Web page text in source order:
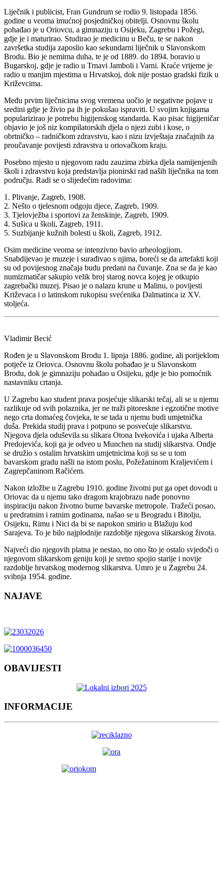
Liječnik i publicist, Fran Gundrum se rodio 9. listopada 1856.
godine u veoma imućnoj posjedničkoj obitelji. Osnovnu školu
pohađao je u Oriovcu, a gimnaziju u Osijeku, Zagrebu i Požegi,
gdje je i maturirao. Studirao je medicinu u Beču, te se nakon
završetka studija zaposlio kao sekundarni liječnik u Slavonskom
Brodu. Bio je nemirna duha, te je od 1889. do 1894. boravio u
Bugarskoj, gdje je radio u Trnavi Jamboli i Varni. Kraće vrijeme je
radio u manjim mjestima u Hrvatskoj, dok nije postao gradski fizik u
Križevcima.
Među prvim liječnicima svog vremena uočio je negativne pojave u
sredini gdje je živio pa ih je pokušao ispraviti. U svojim knjigama
popularizirao je potrebu higijenskog standarda. Kao pisac higijeničar
objavio je još niz kompilatorskih djela o njezi zubi i kose, o
obrtničko – radničkom zdravstvu, kao i nizu izvještaja značajnih za
proučavanje povijesti zdravstva u oriovačkom kraju.
Posebno mjesto u njegovom radu zauzima zbirka djela namijenjenih
školi i zdravstvu koja predstavlja pionirski rad naših liječnika na tom
području. Radi se o slijedećim radovima:
1. Plivanje, Zagreb, 1908.
2. Nešto o tjelesnom odgoju djece, Zagreb, 1909.
3. Tjelovježba i sportovi za ženskinje, Zagreb, 1909.
4. Sušica u školi, Zagreb, 1911.
5. Suzbijanje kužnih bolesti u školi, Zagreb, 1912.
Osim medicine veoma se intenzivno bavio arheologijom.
Snabdijevao je muzeje i surađivao s njima, boreći se da artefakti koji
su od povijesnog značaja budu predani na čuvanje. Zna se da je kao
numizmatičar sakupio velik broj starog novca kojeg je otkupio
zagrebački muzej. Pisao je o nalazu krune u Malinu, o povijesti
Križevaca i o latinskom rukopisu svećenika Dalmatinca iz XV.
stoljeća.
Vladimir Becić
Rođen je u Slavonskom Brodu 1. lipnja 1886. godine, ali porijeklom
potječe iz Oriovca. Osnovnu školu pohađao je u Slavonskom
Brodu, dok je gimnaziju pohađao u Osijeku, gdje je bio pomoćnik
nastavniku crtanja.
U Zagrebu kao student prava posjećuje slikarski tečaj, ali se u njemu
razlikuje od svih polaznika, jer ne traži pitoreskne i egzotične motive
nego crta domaćeg čovjeka, te se tada u njemu budi umjetnička
duša. Prekida studij prava i potpuno se posvećuje slikarstvu.
Njegova djela oduševila su slikara Otona Ivekovića i ujaka Alberta
Predojevića, koji ga je odveo u Munchen na studij slikarstva. Ondje
se družio s ostalim hrvatskim umjetnicima koji su se u tom
bavarskom gradu našli na istom poslu, Požežaninom Kraljevićem i
Zagrepčaninom Račićem.
Nakon izložbe u Zagrebu 1910. godine životni put ga opet dovodi u
Oriovac da u njemu tako dragom krajobrazu nađe ponovno
inspiraciju nakon životno burne bavarske metropole. Tražeći posao,
u predratnim i ratnim godinama, našao se u Beogradu i Bitolju,
Osijeku, Rimu i Nici da bi se napokon smirio u Blažuju kod
Sarajeva. To je bilo najplodnije razdoblje njegova slikarskog života.
Najveći dio njegovih platna je nestao, no ono što je ostalo svjedoči o
njegovom slikarskom geniju koji je sretno spojio starije i novije
razdoblje hrvatskog modernog slikarstva. Umro je u Zagrebu 24.
svibnja 1954. godine.
NAJAVE
OBAVIJESTI
INFORMACIJE